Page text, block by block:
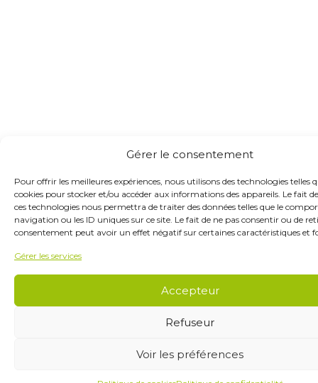
Gérer le consentement
Pour offrir les meilleures expériences, nous utilisons des technologies telles
cookies pour stocker et/ou accéder aux informations des appareils. Le fait
ces technologies nous permettra de traiter des données telles que le
navigation ou les ID uniques sur ce site. Le fait de ne pas consentir ou de
consentement peut avoir un effet négatif sur certaines caractéristiques et
Gérer les services
Accepteur
Refuseur
Voir les préférences